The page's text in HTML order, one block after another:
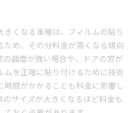
きくなる車種は、フィルムの貼り
ため、その分料金が高くなる傾向
の曲面が強い場合や、ドアの窓が
ムを正確に貼り付けるために技術
時間がかかることも料金に影響し
のサイズが大きくなるほど料金も